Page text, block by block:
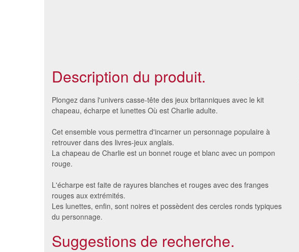
Description du produit.
Plongez dans l'univers casse-tête des jeux britanniques avec le kit
chapeau, écharpe et lunettes Où est Charlie adulte.
Cet ensemble vous permettra d'incarner un personnage populaire à
retrouver dans des livres-jeux anglais.
La chapeau de Charlie est un bonnet rouge et blanc avec un pompon
rouge.
L'écharpe est faite de rayures blanches et rouges avec des franges
rouges aux extrémités.
Les lunettes, enfin, sont noires et possèdent des cercles ronds typiques
du personnage.
Suggestions de recherche.
écharpe de dandy blanc
7.59 €
Echarpe hen party vintage